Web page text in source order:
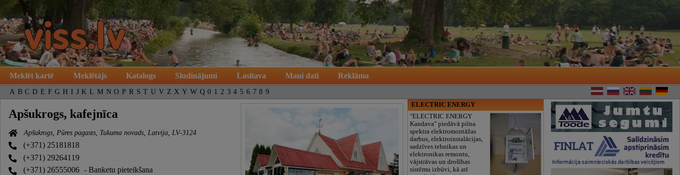
Meklēt kartē Meklētājs Katalogs Sludinājumi Lasītava Mani dati Reklāma
A B C D E F G H I J K L M N O P R S T U V Z X Y W Q 0 1 2 3 4 5 6 7 8 9
Apšukrogs, kafejnīca
Apšukrogs, Pūres pagasts, Tukuma novads, Latvija, LV-3124
(+371) 25181818
(+371) 29264119
(+371) 26555006 - Banketu pieteikšana
ELECTRIC ENERGY
"ELECTRIC ENERGY
Kandava" piedāvā pilna
spektra elektromontāžas
darbus, elektroinstalācijas,
sadzīves tehnikas un
elektronikas remontu,
vājstrāvas un drošības
sistēmu izbūvi, kā arī